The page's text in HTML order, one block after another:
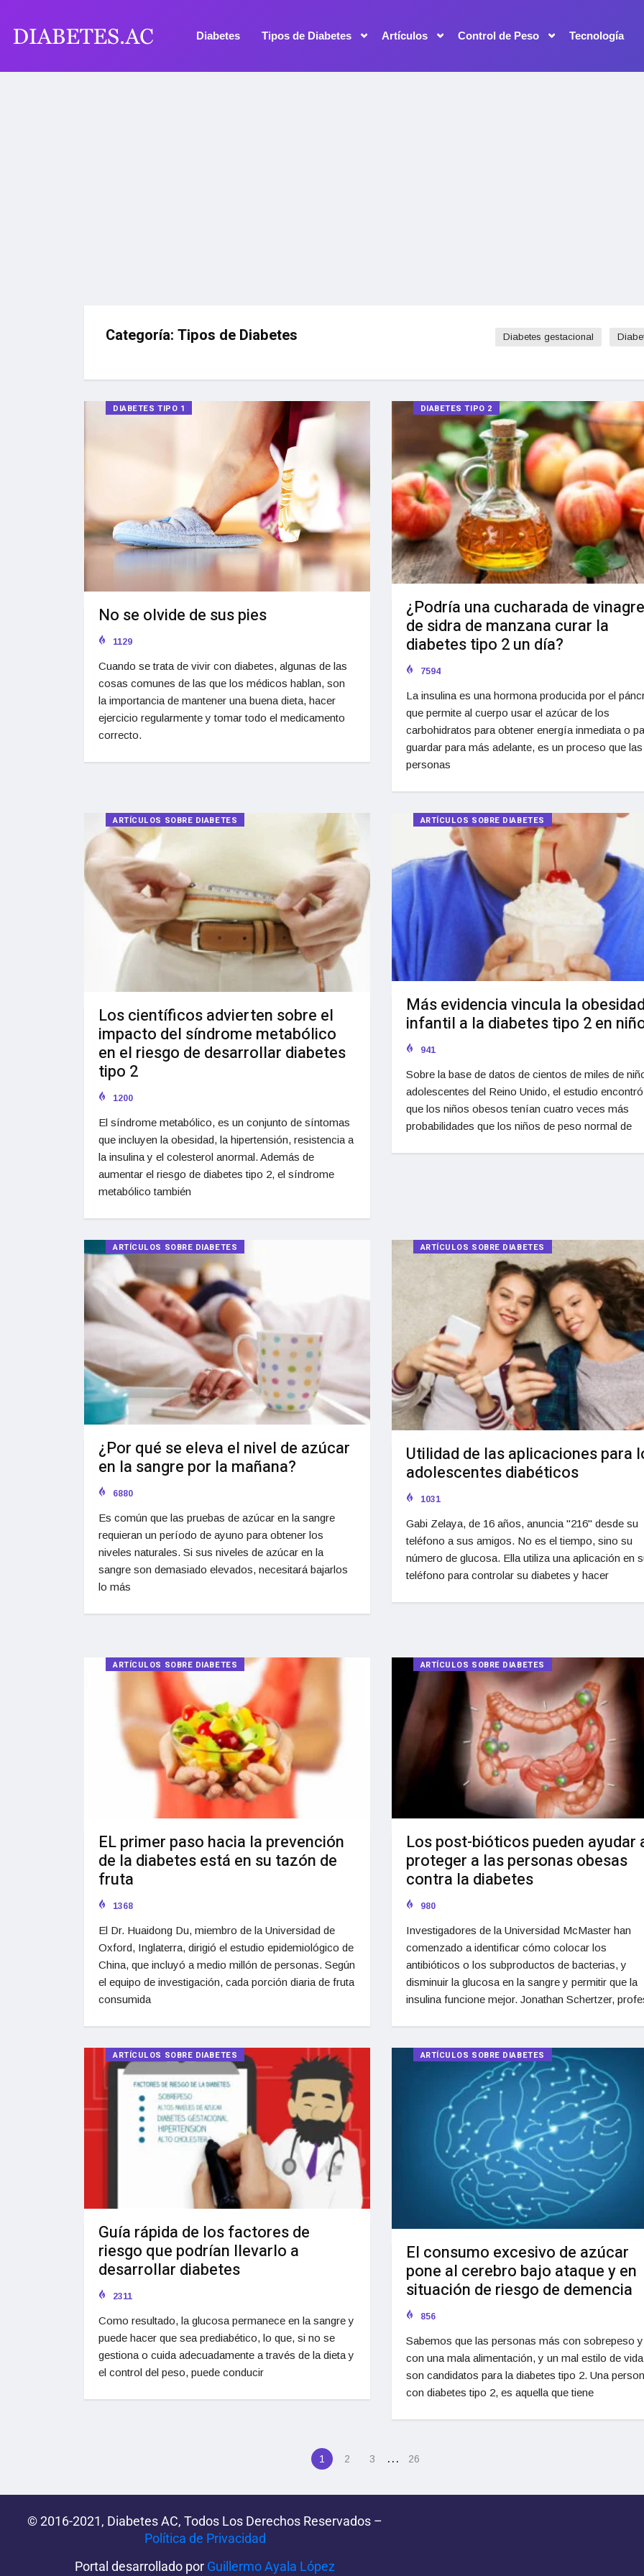
Diabetes Tipos de Diabetes Artículos Control de Peso Tecnología
Categoría: Tipos de Diabetes Diabetes gestacional
DIABETES TIPO 1
No se olvide de sus pies
1129
Cuando se trata de vivir con diabetes, algunas de las
cosas comunes de las que los médicos hablan, son
la importancia de mantener una buena dieta, hacer
ejercicio regularmente y tomar todo el medicamento
correcto.
DIABETES TIPO 2
¿Podría una cucharada de vinagre
de sidra de manzana curar la
diabetes tipo 2 un día?
7594
La insulina es una hormona producida por el
que permite al cuerpo usar el azúcar de los
carbohidratos para obtener energía inmediata o
guardar para más adelante, es un proceso que las
personas
ARTÍCULOS SOBRE DIABETES
Los científicos advierten sobre el
impacto del síndrome metabólico
en el riesgo de desarrollar diabetes
tipo 2
1200
El síndrome metabólico, es un conjunto de síntomas
que incluyen la obesidad, la hipertensión, resistencia a
la insulina y el colesterol anormal. Además de
aumentar el riesgo de diabetes tipo 2, el síndrome
metabólico también
ARTÍCULOS SOBRE DIABETES
Más evidencia vincula la
infantil a la diabetes tipo 2 en
941
Sobre la base de datos de cientos de miles de
adolescentes del Reino Unido, el estudio encontró
que los niños obesos tenían cuatro veces más
probabilidades que los niños de peso normal de
ARTÍCULOS SOBRE DIABETES
¿Por qué se eleva el nivel de azúcar
en la sangre por la mañana?
6880
Es común que las pruebas de azúcar en la sangre
requieran un período de ayuno para obtener los
niveles naturales. Si sus niveles de azúcar en la
sangre son demasiado elevados, necesitará bajarlos
lo más
ARTÍCULOS SOBRE DIABETES
Utilidad de las aplicaciones para
adolescentes diabéticos
1031
Gabi Zelaya, de 16 años, anuncia "216" desde su
teléfono a sus amigos. No es el tiempo, sino su
número de glucosa. Ella utiliza una aplicación en
teléfono para controlar su diabetes y hacer
ARTÍCULOS SOBRE DIABETES
EL primer paso hacia la prevención
de la diabetes está en su tazón de
fruta
1368
El Dr. Huaidong Du, miembro de la Universidad de
Oxford, Inglaterra, dirigió el estudio epidemiológico de
China, que incluyó a medio millón de personas. Según
el equipo de investigación, cada porción diaria de fruta
consumida
ARTÍCULOS SOBRE DIABETES
Los post-bióticos pueden ayudar
proteger a las personas obesas
contra la diabetes
980
Investigadores de la Universidad McMaster han
comenzado a identificar cómo colocar los
antibióticos o los subproductos de bacterias, y
disminuir la glucosa en la sangre y permitir que la
insulina funcione mejor. Jonathan Schertzer,
ARTÍCULOS SOBRE DIABETES
Guía rápida de los factores de
riesgo que podrían llevarlo a
desarrollar diabetes
2311
Como resultado, la glucosa permanece en la sangre y
puede hacer que sea prediabético, lo que, si no se
gestiona o cuida adecuadamente a través de la dieta y
el control del peso, puede conducir
ARTÍCULOS SOBRE DIABETES
El consumo excesivo de azúcar
pone al cerebro bajo ataque y en
situación de riesgo de demencia
856
Sabemos que las personas más con sobrepeso y
con una mala alimentación, y un mal estilo de
son candidatos para la diabetes tipo 2. Una
con diabetes tipo 2, es aquella que tiene
1 2 3 … 26
© 2016-2021, Diabetes AC, Todos Los Derechos Reservados –
Política de Privacidad‌­
Portal desarrollado por Guillermo Ayala López